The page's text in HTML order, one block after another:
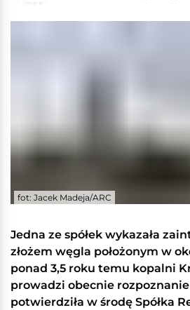
fot: Jacek Madeja/ARC
Jedna ze spółek wykazała
złożem węgla położonym w
ponad 3,5 roku temu kopalni
prowadzi obecnie
potwierdziła w środę Spółka